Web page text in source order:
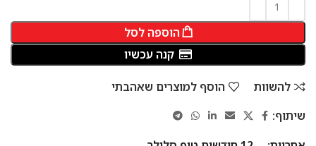
הוספה לסל
להשוות
הוסף למוצרים שאהבתי
שיתוף: